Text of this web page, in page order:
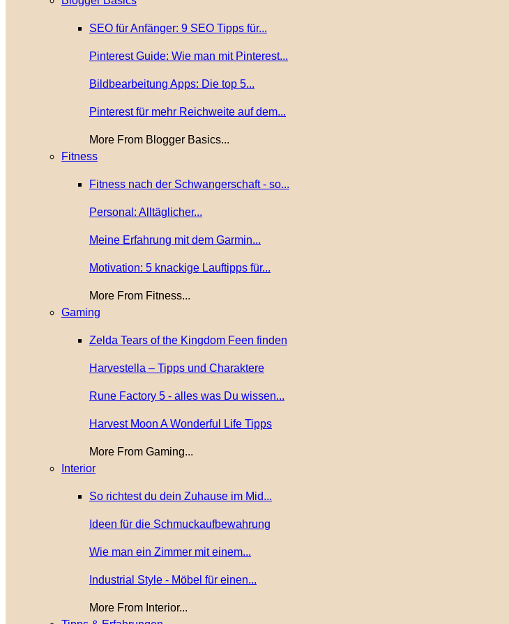
SEO für Anfänger: 9 SEO Tipps für...
Pinterest Guide: Wie man mit Pinterest...
Bildbearbeitung Apps: Die top 5...
Pinterest für mehr Reichweite auf dem...
More From Blogger Basics...
Fitness
Fitness nach der Schwangerschaft - so...
Personal: Alltäglicher...
Meine Erfahrung mit dem Garmin...
Motivation: 5 knackige Lauftipps für...
More From Fitness...
Gaming
Zelda Tears of the Kingdom Feen finden
Harvestella – Tipps und Charaktere
Rune Factory 5 - alles was Du wissen...
Harvest Moon A Wonderful Life Tipps
More From Gaming...
Interior
So richtest du dein Zuhause im Mid...
Ideen für die Schmuckaufbewahrung
Wie man ein Zimmer mit einem...
Industrial Style - Möbel für einen...
More From Interior...